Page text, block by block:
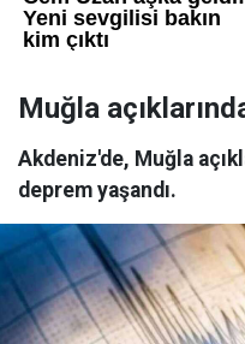
Muğla
Akdeniz'de, Muğla
deprem yaşandı.